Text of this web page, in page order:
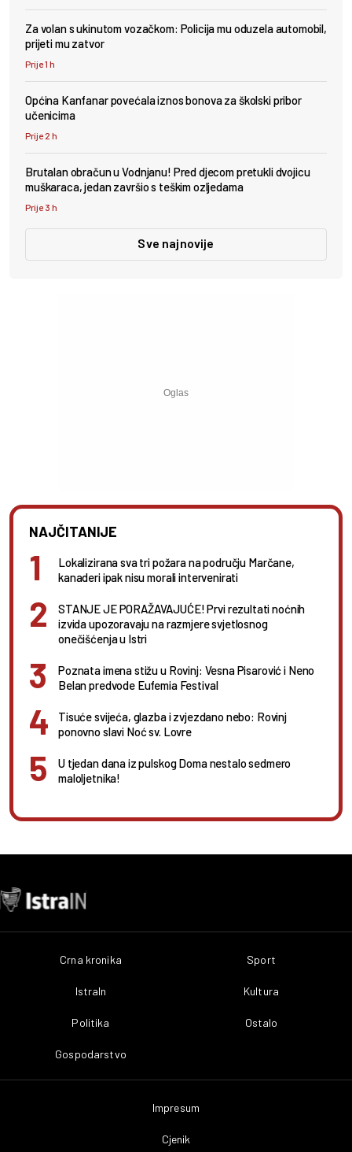
Za volan s ukinutom vozačkom: Policija mu oduzela automobil,
prijeti mu zatvor
Prije 1 h
Općina Kanfanar povećala iznos bonova za školski pribor
učenicima
Prije 2 h
Brutalan obračun u Vodnjanu! Pred djecom pretukli dvojicu
muškaraca, jedan završio s teškim ozljedama
Prije 3 h
Sve najnovije
NAJČITANIJE
Lokalizirana sva tri požara na području Marčane,
kanaderi ipak nisu morali intervenirati
STANJE JE PORAŽAVAJUĆE! Prvi rezultati noćnih
izvida upozoravaju na razmjere svjetlosnog
onečišćenja u Istri
Poznata imena stižu u Rovinj: Vesna Pisarović i Neno
Belan predvode Eufemia Festival
Tisuće svijeća, glazba i zvjezdano nebo: Rovinj
ponovno slavi Noć sv. Lovre
U tjedan dana iz pulskog Doma nestalo sedmero
maloljetnika!
Crna kronika
IstraIn
Politika
Gospodarstvo
Sport
Kultura
Ostalo
Impresum
Cjenik